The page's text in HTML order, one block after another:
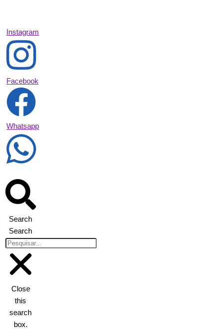
Instagram
Facebook
Whatsapp
Search
Search
Close
this
search
box.